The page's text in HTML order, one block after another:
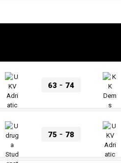
63 - 74
75 - 78